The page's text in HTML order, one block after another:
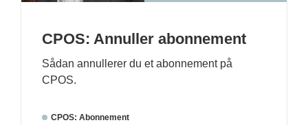
CPOS: Annuller abonnement
Sådan annullerer du et abonnement på
CPOS.
CPOS: Abonnement